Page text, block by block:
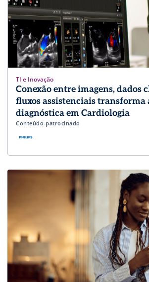
TI e Inovação
Conexão entre imagens, dados
fluxos assistenciais transforma
diagnóstica em Cardiologia
Conteúdo patrocinado